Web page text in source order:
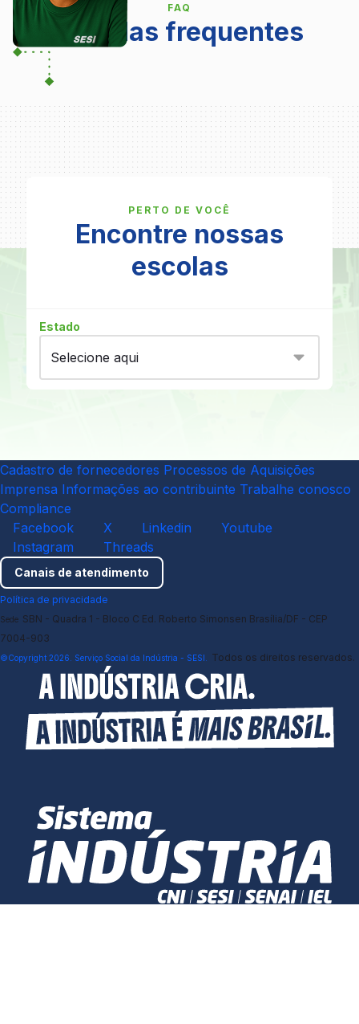
FAQ
Dúvidas frequentes
PERTO DE VOCÊ
Encontre nossas
escolas
Estado
Cadastro de fornecedores Processos de Aquisições
Imprensa Informações ao contribuinte Trabalhe conosco
Compliance
Facebook
X Linkedin
Youtube
Instagram
Threads
Canais de atendimento
Política de privacidade
Sede SBN - Quadra 1 - Bloco C Ed. Roberto Simonsen Brasília/DF - CEP
7004-903
©Copyright 2026. Serviço Social da Indústria - SESI. Todos os direitos reservados.